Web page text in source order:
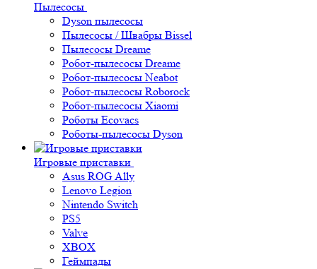
Пылесосы
Dyson пылесосы
Пылесосы / Швабры Bissel
Пылесосы Dreame
Робот-пылесосы Dreame
Робот-пылесосы Neabot
Робот-пылесосы Roborock
Робот-пылесосы Xiaomi
Роботы Ecovacs
Роботы-пылесосы Dyson
Игровые приставки
Asus ROG Ally
Lenovo Legion
Nintendo Switch
PS5
Valve
XBOX
Геймпады